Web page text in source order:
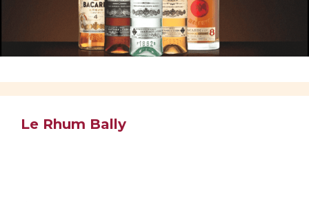
Le Rhum Bally